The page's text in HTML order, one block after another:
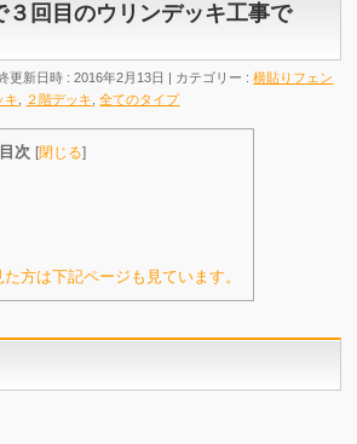
回目のウリンデッキ工事で
更新日時 : 2016年2月13日 カテゴリー :横貼りフェン
キ ２階デッキ ,全てのタイプ
目次 [閉じる]
方は下記ページも見ています。